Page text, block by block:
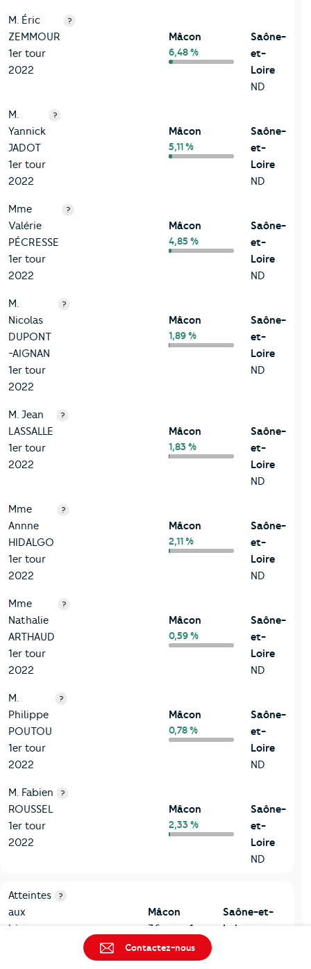
M. Éric
ZEMMOUR
1er tour
2022
?
Mâcon
6,48 %
Saône-
et-
Loire
ND
M.
Yannick
JADOT
1er tour
2022
?
Mâcon
5,11 %
Saône-
et-
Loire
ND
Mme
Valérie
PÉCRESSE
1er tour
2022
?
Mâcon
4,85 %
Saône-
et-
Loire
ND
M.
Nicolas
DUPONT
-AIGNAN
1er tour
2022
?
Mâcon
1,89 %
Saône-
et-
Loire
ND
M. Jean
LASSALLE
1er tour
2022
?
Mâcon
1,83 %
Saône-
et-
Loire
ND
Mme
Annne
HIDALGO
1er tour
2022
?
Mâcon
2,11 %
Saône-
et-
Loire
ND
Mme
Nathalie
ARTHAUD
1er tour
2022
?
Mâcon
0,59 %
Saône-
et-
Loire
ND
M.
Philippe
POUTOU
1er tour
2022
?
Mâcon
0,78 %
Saône-
et-
Loire
ND
M. Fabien
ROUSSEL
1er tour
2022
?
Mâcon
2,33 %
Saône-
et-
Loire
ND
7-Sécurité
Critères
Atteintes
aux
biens
?
Mâcon
36 pour 1
000
habitants
Saône-et-
Loire
Contactez-nous